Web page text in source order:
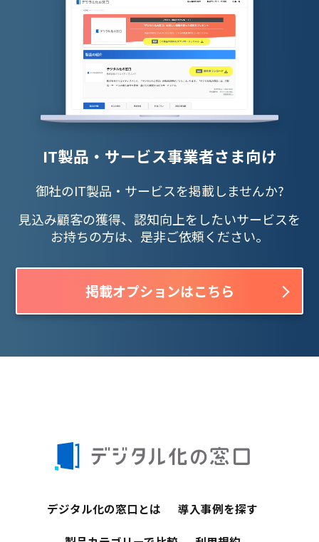
IT製品・サービス事業者さま向け
御社のIT製品・サービスを掲載しませんか?
見込み顧客の獲得、認知向上をしたいサービスを
お持ちの方は、是非ご依頼ください。
掲載オプションはこちら
デジタル化の窓口とは 導入事例を探す